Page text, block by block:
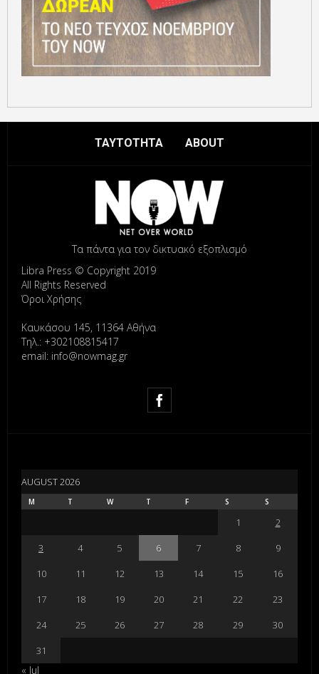
ΤΑΥΤΟΤΗΤΑ ABOUT
Τα πάντα για τον δικτυακό εξοπλισμό
Libra Press © Copyright 2019
All Rights Reserved
Όροι Χρήσης
Καυκάσου 145, 11364 Αθήνα
Τηλ.: +302108815417
email: info@nowmag.gr
AUGUST 2026
M T W T F S S
1
2
3
4 5 6 7 8
9
10
11 12 13 14 15
16
17
18 19 20 21 22
23
24
25 26 27 28 29
30
31
« Jul